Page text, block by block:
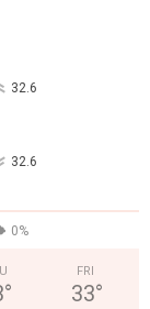
32.6
32.6
0%
°
FRI
33°